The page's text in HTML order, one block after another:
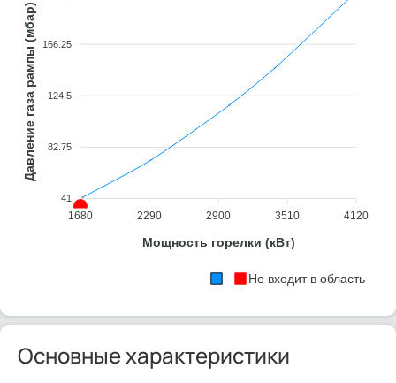
166.25
124.5
82.75
41
Давление газа рампы (мбар)
1680 2290 2900 3510 4120
Мощность горелки (кВт)
Не входит в область
Основные характеристики